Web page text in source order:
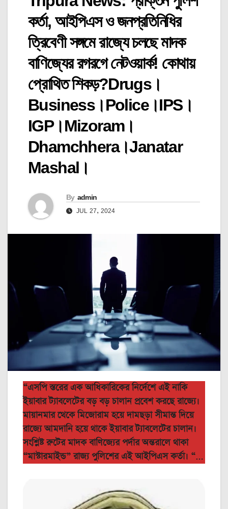
কর্তা, আইপিএস ও জনপ্রতিনিধির
ত্রিবেণী সঙ্গমে রাজ্যে চলছে মাদক
বাণিজ্যের রগরগে নেটওয়ার্ক! কোথায়
প্রোথিত শিকড়?Drugs।
Business।Police।IPS।
IGP।Mizoram।
Dhamchhera।Janatar
Mashal।
By admin
JUL 27, 2024
“এসপি স্তরের এক আধিকারিকের নির্দেশে এই নাকি
ইয়াবার ট্যাবলেটের বড় বড় চালান প্রবেশ করছে রাজ্যে।
মায়ানমার থেকে মিজোরাম হয়ে দামছড়া সীমান্ত দিয়ে
রাজ্যে আমদানি হয়ে থাকে ইয়াবার ট্যাবলেটের চালান।
সংশ্লিষ্ট রুটের মাদক বাণিজ্যের পর্দার অন্তরালে থাকা
“মাস্টারমাইন্ড” রাজ্য পুলিশের এই আইপিএস কর্তা। “…